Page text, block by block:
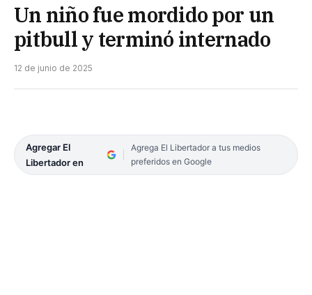
Un niño fue mordido por un
pitbull y terminó internado
12 de junio de 2025
Agregar El
Libertador en
Agrega El Libertador a tus medios
preferidos en Google